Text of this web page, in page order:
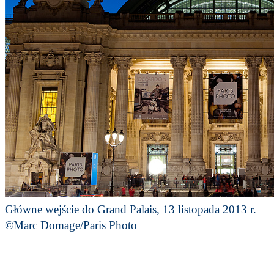
Główne wejście do Grand Palais, 13 listopada 2013 r.
©Marc Domage/Paris Photo